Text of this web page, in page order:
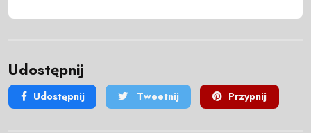
Udostępnij
Udostępnij Tweetnij Przypnij